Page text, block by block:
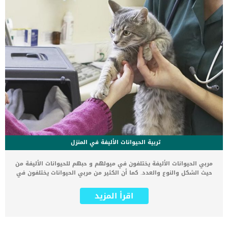
تربية الحيوانات الأليفة في المنزل
مربي الحيوانات الأليفة يختلفون في ميولهم و حبهم للحيوانات الأليفة من
حيث الشكل والنوع والعدد. كما أن الكثير من مربي الحيوانات يختلفون في
يربي الحيوانات الأليفة لأنه يعلم أهمية وجودها في حياته, والبعض الآخر
يربيها على سبيل مسايرة الموضة والصيحات المختلفة بدون حب حقيقي
اقرأ المزيد